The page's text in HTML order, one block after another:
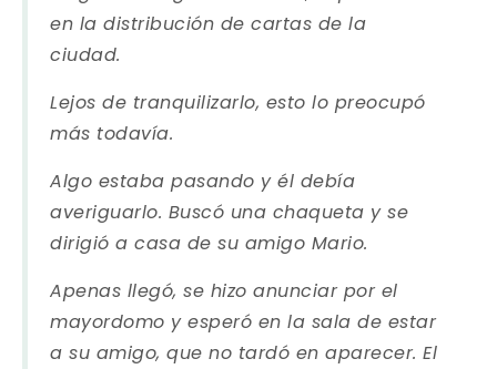
en la distribución de cartas de la
ciudad.
Lejos de tranquilizarlo, esto lo preocupó
más todavía.
Algo estaba pasando y él debía
averiguarlo. Buscó una chaqueta y se
dirigió a casa de su amigo Mario.
Apenas llegó, se hizo anunciar por el
mayordomo y esperó en la sala de estar
a su amigo, que no tardó en aparecer. El